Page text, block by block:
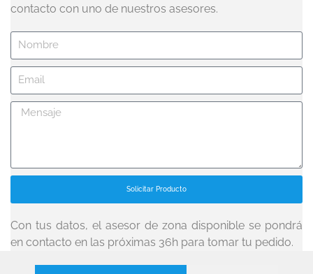
contacto con uno de nuestros asesores.
Solicitar Producto
Con tus datos, el asesor de zona disponible se pondrá
en contacto en las próximas 36h para tomar tu pedido.